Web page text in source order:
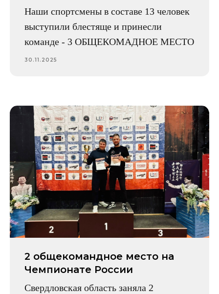
Наши спортсмены в составе 13 человек
выступили блестяще и принесли
команде - 3 ОБЩЕКОМАДНОЕ МЕСТО
30.11.2025
2 общекомандное место на
Чемпионате России
Свердловская область заняла 2
info@tkd66.ru
Политика конфиденциальности